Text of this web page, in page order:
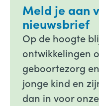
Meld je aan
nieuwsbrief
Op de hoogte
ontwikkelingen
geboortezorg
jonge kind en
dan in voor